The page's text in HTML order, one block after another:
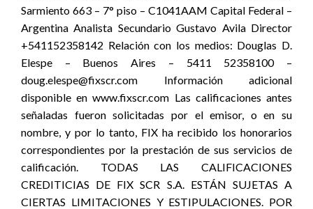
Sarmiento 663 – 7° piso – C1041AAM Capital Federal –
Argentina Analista Secundario Gustavo Avila Director
+541152358142 Relación con los medios: Douglas D.
Elespe – Buenos Aires – 5411 52358100 –
doug.elespe@fixscr.com Información adicional
disponible en www.fixscr.com Las calificaciones antes
señaladas fueron solicitadas por el emisor, o en su
nombre, y por lo tanto, FIX ha recibido los honorarios
correspondientes por la prestación de sus servicios de
calificación. TODAS LAS CALIFICACIONES
CREDITICIAS DE FIX SCR S.A. ESTÁN SUJETAS A
CIERTAS LIMITACIONES Y ESTIPULACIONES. POR